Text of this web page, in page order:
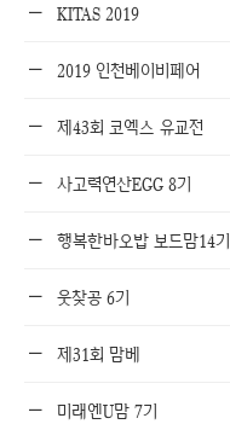
KITAS 2019
2019 인천베이비페어
제43회 코엑스 유교전
사고력연산EGG 8기
행복한바오밥 보드맘14기
웃찾공 6기
제31회 맘베
미래엔U맘 7기